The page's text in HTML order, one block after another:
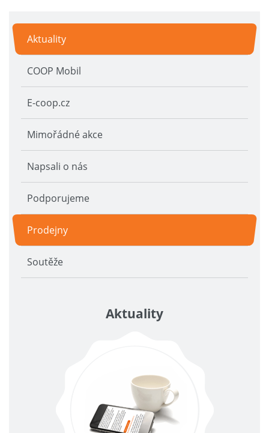
Aktuality
COOP Mobil
E-coop.cz
Mimořádné akce
Napsali o nás
Podporujeme
Prodejny
Soutěže
Aktuality